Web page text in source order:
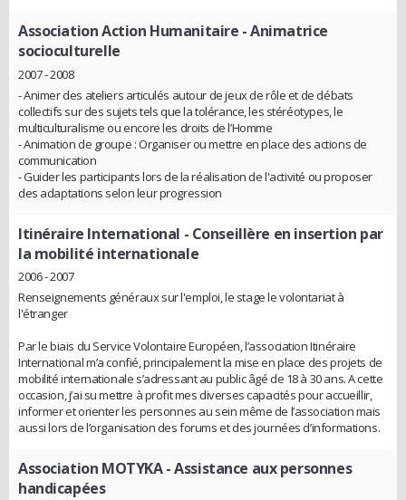
Association Action Humanitaire - Animatrice
socioculturelle
2007 - 2008
- Animer des ateliers articulés autour de jeux de rôle et de débats
collectifs sur des sujets tels que la tolérance, les stéréotypes, le
multiculturalisme ou encore les droits de l’Homme
- Animation de groupe : Organiser ou mettre en place des actions de
communication
- Guider les participants lors de la réalisation de l'activité ou proposer
des adaptations selon leur progression
Itinéraire International - Conseillère en insertion par
la mobilité internationale
2006 - 2007
Renseignements généraux sur l'emploi, le stage le volontariat à
l'étranger
Par le biais du Service Volontaire Européen, l’association Itinéraire
International m’a confié, principalement la mise en place des projets de
mobilité internationale s’adressant au public âgé de 18 à 30 ans. A cette
occasion, j’ai su mettre à profit mes diverses capacités pour accueillir,
informer et orienter les personnes au sein même de l’association mais
aussi lors de l’organisation des forums et des journées d’informations.
Association MOTYKA- Assistance aux personnes
handicapées